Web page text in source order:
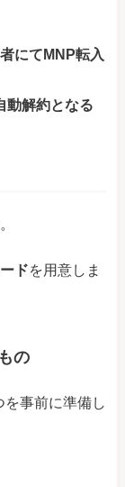
にてMNP転入
動解約となる
ドを用意しま
の
を事前に準備し